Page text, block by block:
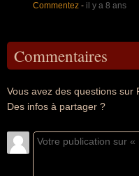
Commentez - il y a 8 ans
Commentaires
Vous avez des questions sur
Des infos à partager ?